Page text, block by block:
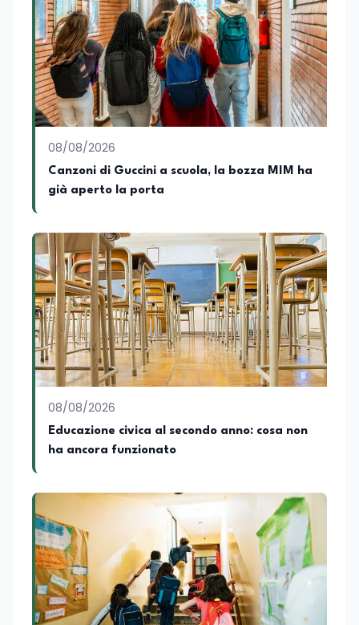
08/08/2026
Canzoni di Guccini a scuola, la bozza MIM ha
già aperto la porta
08/08/2026
Educazione civica al secondo anno: cosa non
ha ancora funzionato